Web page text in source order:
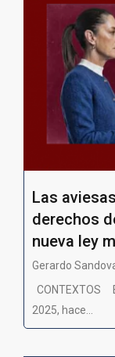
Las
derechos
nueva ley
Gerardo
CONTEXTOS
2025, hace...